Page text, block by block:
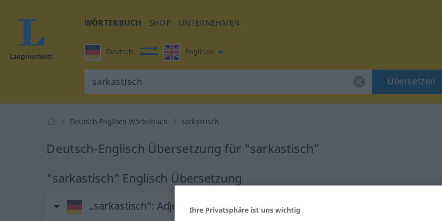
WÖRTERBUCH SHOP UNTERNEHMEN
Deutsch Englisch
Übersetzen
Deutsch-Englisch Wörterbuch sarkastisch
Deutsch-Englisch Übersetzung für "sarkastisch"
"sarkastisch" Englisch Übersetzung
„sarkastisch“: AdjektivIhre Privatsphäre ist uns wichtig